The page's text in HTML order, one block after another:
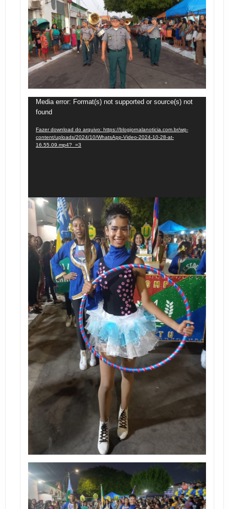
Tocador
de
vídeo
Media error: Format(s) not supported or source(s) not
found
Fazer download do arquivo: https://blogjornalanoticia.com.br/wp-
content/uploads/2024/10/WhatsApp-Video-2024-10-28-at-
16.55.09.mp4?_=3